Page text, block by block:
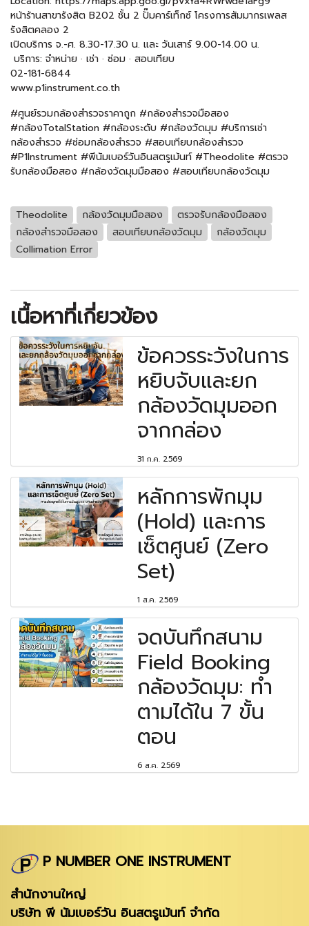
หน้าร้านสาขารังสิต B202 ชั้น 2 ปั๊มคาร์เท็กซ์ โครงการสัมมากรเพลส
รังสิตคลอง 2
เปิดบริการ จ.-ศ. 8.30-17.30 น. และ วันเสาร์ 9.00-14.00 น.
️ บริการ: จำหน่าย · เช่า · ซ่อม · สอบเทียบ
02-181-6844
www.p1instrument.co.th
#ศูนย์รวมกล้องสำรวจราคาถูก #กล้องสำรวจมือสอง
#กล้องTotalStation #กล้องระดับ #กล้องวัดมุม #บริการเช่า
กล้องสำรวจ #ซ่อมกล้องสำรวจ #สอบเทียบกล้องสำรวจ
#P1Instrument #พีนัมเบอร์วันอินสตรูเม้นท์ #Theodolite #ตรวจ
รับกล้องมือสอง #กล้องวัดมุมมือสอง #สอบเทียบกล้องวัดมุม
Theodolite กล้องวัดมุมมือสอง
ตรวจรับกล้องมือสอง
กล้องสำรวจมือสอง
สอบเทียบกล้องวัดมุม
กล้องวัดมุม
Collimation Error
เนื้อหาที่เกี่ยวข้อง
ข้อควรระวังในการ
หยิบจับและยก
กล้องวัดมุมออก
จากกล่อง
31 ก.ค. 2569
หลักการพักมุม
(Hold) และการ
เซ็ตศูนย์ (Zero
Set)
1 ส.ค. 2569
จดบันทึกสนาม
Field Booking
กล้องวัดมุม: ทำ
ตามได้ใน 7 ขั้น
ตอน
6 ส.ค. 2569
P NUMBER ONE INSTRUMENT
สำนักงานใหญ่
บริษัท พี นัมเบอร์วัน อินสตรูเม้นท์ จำกัด